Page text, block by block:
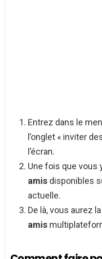
Entrez dans le
l’onglet « inviter
l’écran.
Une fois que vous
amis disponibles
actuelle.
De là, vous aurez
amis